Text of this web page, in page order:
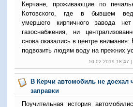
Керчане, проживающие по
Котовского, где в бывшем
умершего кирпичного завода
газоснабжения, ни
снова оказались в центре внимания:
подвозить людям воду на прежних
10.02.2019 18:47 |
В Керчи автомобиль не доехал
заправки
Поучительная история